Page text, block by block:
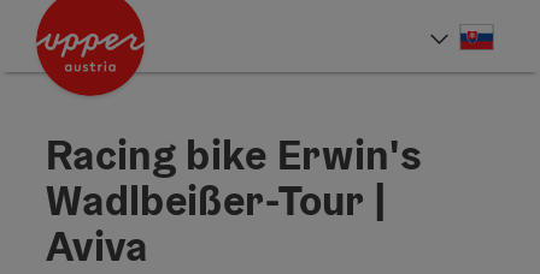
Accesskey
Accesskey
Racing bike Erwin's
Wadlbeißer-Tour |
Aviva